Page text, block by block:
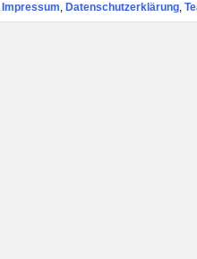
Impressum, Datenschutzerklärung,